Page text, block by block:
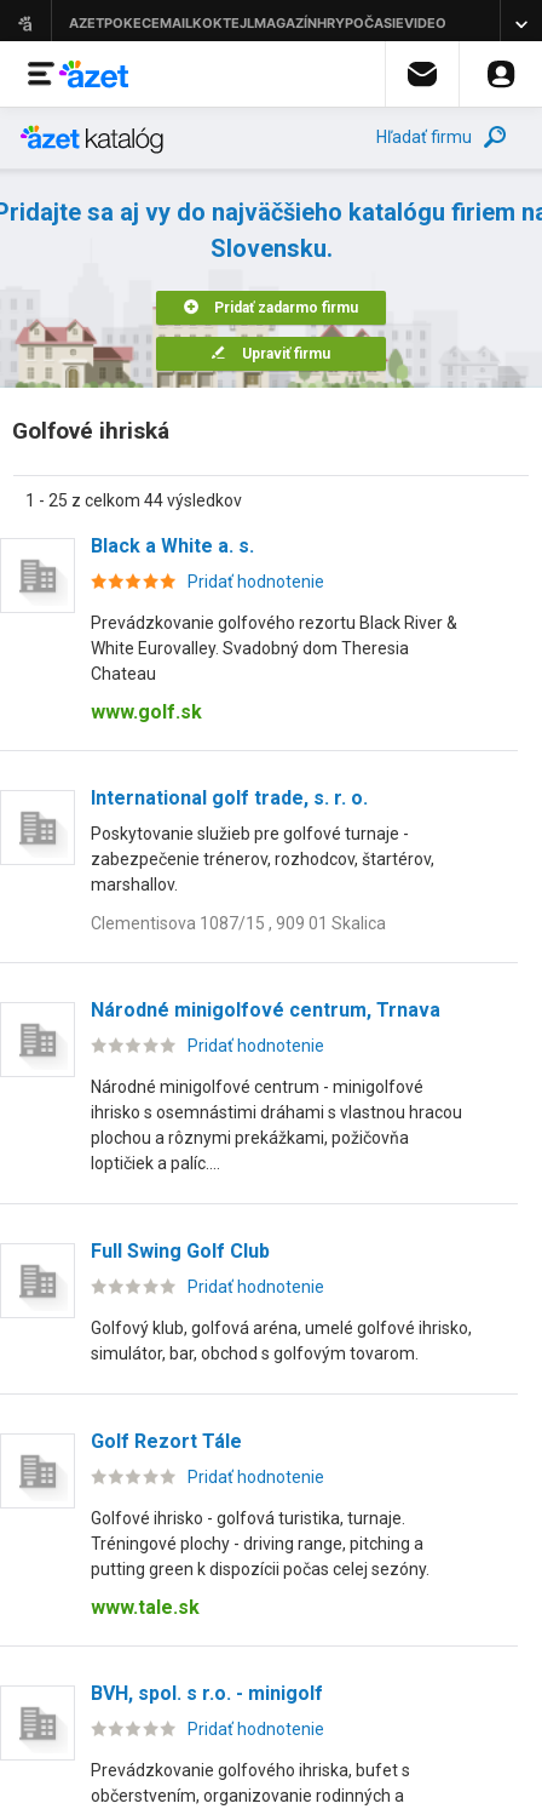
Hľadať firmu
sa aj vy do najväčšieho katalógu firiem
Slovensku.
Pridať zadarmo firmu
Upraviť firmu
Golfové ihriská
1 - 25 z celkom 44 výsledkov
Black a White a. s.
Pridať hodnotenie
Prevádzkovanie golfového rezortu Black River &
White Eurovalley. Svadobný dom Theresia
Chateau
www.golf.sk
International golf trade, s. r. o.
Poskytovanie služieb pre golfové turnaje -
zabezpečenie trénerov, rozhodcov, štartérov,
marshallov.
Clementisova 1087/15 , 909 01 Skalica
Národné minigolfové centrum, Trnava
Pridať hodnotenie
Národné minigolfové centrum - minigolfové
ihrisko s osemnástimi dráhami s vlastnou hracou
plochou a rôznymi prekážkami, požičovňa
loptičiek a palíc....
Full Swing Golf Club
Pridať hodnotenie
Golfový klub, golfová aréna, umelé golfové ihrisko,
simulátor, bar, obchod s golfovým tovarom.
Golf Rezort Tále
Pridať hodnotenie
Golfové ihrisko - golfová turistika, turnaje.
Tréningové plochy - driving range, pitching a
putting green k dispozícii počas celej sezóny.
www.tale.sk
BVH, spol. s r.o. - minigolf
Pridať hodnotenie
Prevádzkovanie golfového ihriska, bufet s
občerstvením, organizovanie rodinných a